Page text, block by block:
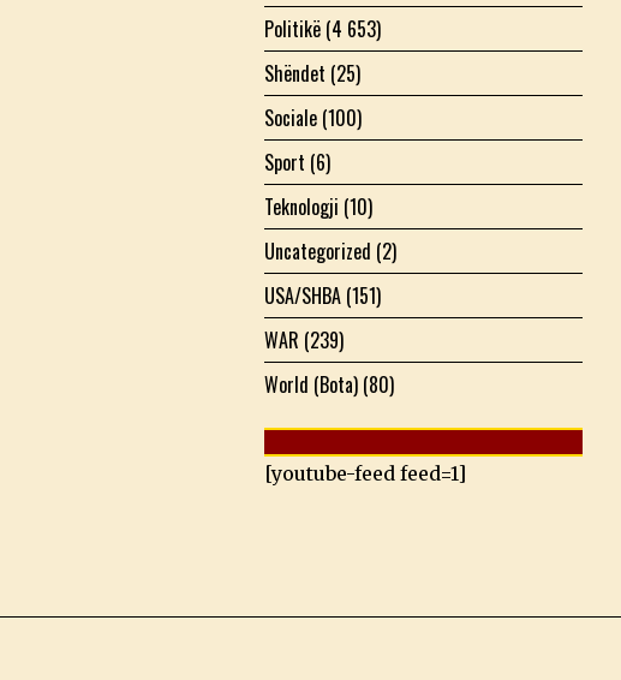
Politikë (4 653)
Shëndet (25)
Sociale (100)
Sport (6)
Teknologji (10)
Uncategorized (2)
USA/SHBA (151)
WAR (239)
World (Bota) (80)
[youtube-feed feed=1]